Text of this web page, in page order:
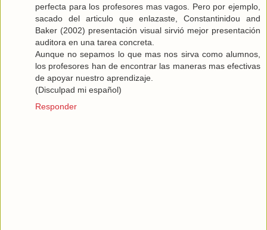
perfecta para los profesores mas vagos. Pero por ejemplo,
sacado del articulo que enlazaste, Constantinidou and
Baker (2002) presentación visual sirvió mejor presentación
auditora en una tarea concreta.
Aunque no sepamos lo que mas nos sirva como alumnos,
los profesores han de encontrar las maneras mas efectivas
de apoyar nuestro aprendizaje.
(Disculpad mi español)
Responder